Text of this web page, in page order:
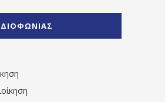
" artist="" ]